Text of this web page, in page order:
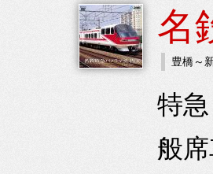
名
豊橋～
特
般